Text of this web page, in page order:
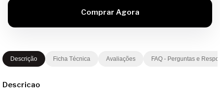
Descrição Ficha Técnica Avaliações FAQ - Perguntas e
Descricao